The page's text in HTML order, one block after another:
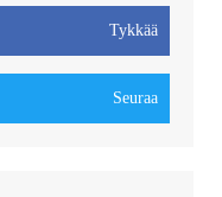
Tykkää
Seuraa